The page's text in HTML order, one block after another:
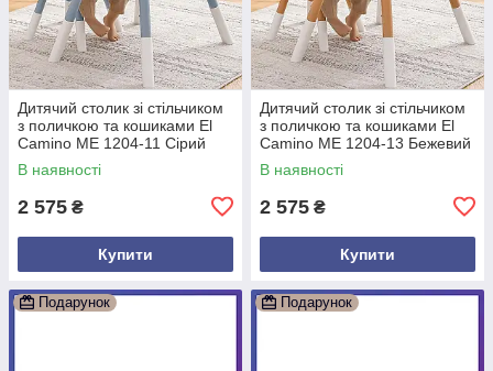
Дитячий столик зі стільчиком
з поличкою та кошиками El
Camino ME 1204-11 Сірий
В наявності
2 575 ₴
Купити
Дитячий столик зі стільчиком
з поличкою та кошиками El
Camino ME 1204-13 Бежевий
В наявності
2 575 ₴
Купити
Подарунок Подарунок